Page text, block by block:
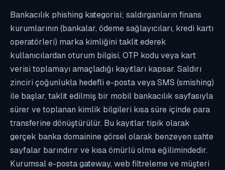
Bankacılık phishing kategorisi; saldırganların finans
kurumlarının (bankalar, ödeme sağlayıcıları, kredi kartı
operatörleri) marka kimliğini taklit ederek
kullanıcılardan oturum bilgisi, OTP kodu veya kart
verisi toplamayı amaçladığı kayıtları kapsar. Saldırı
zinciri çoğunlukla hedefli e-posta veya SMS (smishing)
ile başlar, taklit edilmiş bir mobil bankacılık sayfasıyla
sürer ve toplanan kimlik bilgileri kısa süre içinde para
transferine dönüştürülür. Bu kayıtlar tipik olarak
gerçek banka domainine görsel olarak benzeyen sahte
sayfalar barındırır ve kısa ömürlü olma eğilimindedir.
Kurumsal e-posta gateway, web filtreleme ve müşteri